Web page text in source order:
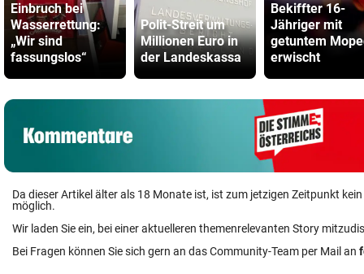
Einbruch bei
Wasserrettung:
„Wir sind
fassungslos“
Polit-Streit um
Millionen Euro in
der Landeskassa
Bekiffter 16-
Jähriger mit
getuntem
erwischt
Da dieser Artikel älter als 18 Monate ist, ist zum jetzigen Zeitpunkt
möglich.
Wir laden Sie ein, bei einer aktuelleren themenrelevanten Story
Bei Fragen können Sie sich gern an das Community-Team per Mail an